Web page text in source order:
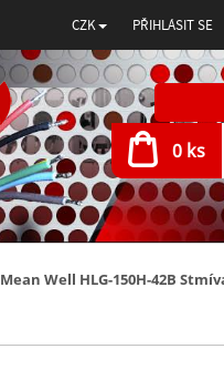
CZK PŘIHLÁSIT SE
0 ks
Mean Well HLG-150H-42B